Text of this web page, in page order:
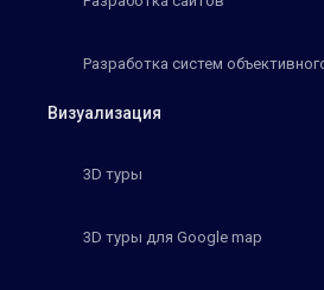
Разработка систем
Визуализация
3D туры
3D туры для Google map